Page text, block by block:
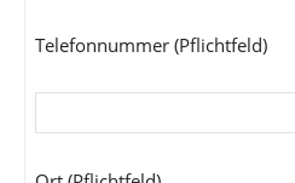
Telefonnummer (Pflichtfeld)